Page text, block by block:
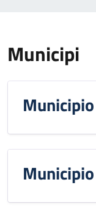
Municipi